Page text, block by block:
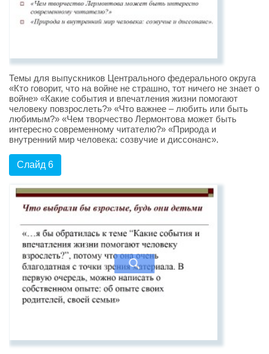
Темы для выпускников Центрального федерального округа
«Кто говорит, что на войне не страшно, тот ничего не знает о
войне» «Какие события и впечатления жизни помогают
человеку повзрослеть?» «Что важнее – любить или быть
любимым?» «Чем творчество Лермонтова может быть
интересно современному читателю?» «Природа и
внутренний мир человека: созвучие и диссонанс».
Слайд 6